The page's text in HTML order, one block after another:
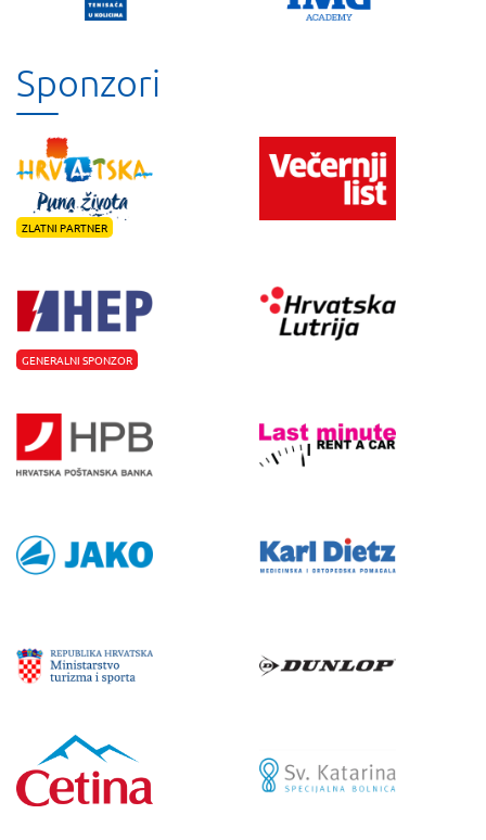
Sponzori
ZLATNI PARTNER
GENERALNI SPONZOR